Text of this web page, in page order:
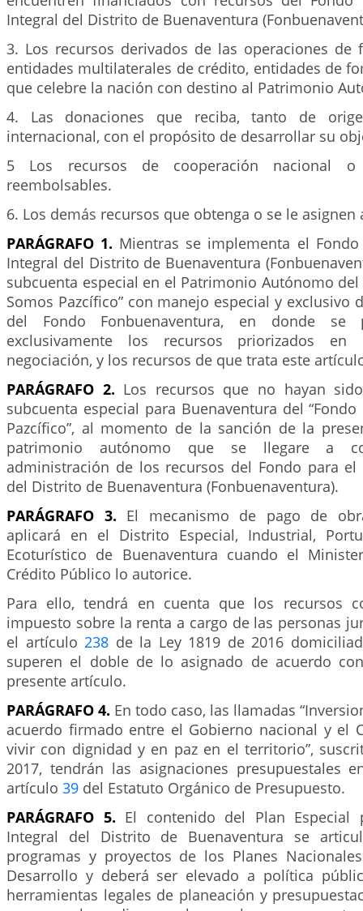
Integral del Distrito de Buenaventura
3. Los recursos derivados de las operaciones de
entidades multilaterales de crédito, entidades de
que celebre la nación con destino al Patrimonio
4. Las donaciones que reciba, tanto de
internacional, con el propósito de desarrollar su
5 Los recursos de cooperación nacional o
reembolsables.
6. Los demás recursos que obtenga o se le
PARÁGRAFO 1. Mientras se implementa el
Integral del Distrito de Buenaventura
subcuenta especial en el Patrimonio Autónomo del
Somos Pazcífico” con manejo especial y exclusivo
del Fondo Fonbuenaventura, en donde se
exclusivamente los recursos priorizados
negociación, y los recursos de que trata este
PARÁGRAFO 2. Los recursos que no hayan
subcuenta especial para Buenaventura del
Pazcífico”, al momento de la sanción de la
patrimonio autónomo que se llegare a
administración de los recursos del Fondo para el
del Distrito de Buenaventura (Fonbuenaventura).
PARÁGRAFO 3. El mecanismo de pago de
aplicará en el Distrito Especial, Industrial,
Ecoturístico de Buenaventura cuando el
Crédito Público lo autorice.
Para ello, tendrá en cuenta que los recursos
impuesto sobre la renta a cargo de las personas
el artículo 238 de la Ley 1819 de 2016
superen el doble de lo asignado de acuerdo
presente artículo.
PARÁGRAFO 4. En todo caso, las llamadas
acuerdo firmado entre el Gobierno nacional y el
vivir con dignidad y en paz en el territorio”,
2017, tendrán las asignaciones presupuestales
artículo 39 del Estatuto Orgánico de Presupuesto.
PARÁGRAFO 5. El contenido del Plan Especial
Integral del Distrito de Buenaventura se
programas y proyectos de los Planes
Desarrollo y deberá ser elevado a política
herramientas legales de planeación y